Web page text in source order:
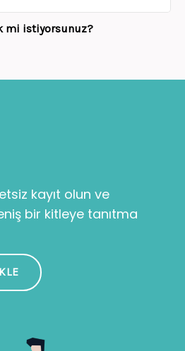
mi istiyorsunuz?
kayıt olun ve
bir kitleye tanıtma